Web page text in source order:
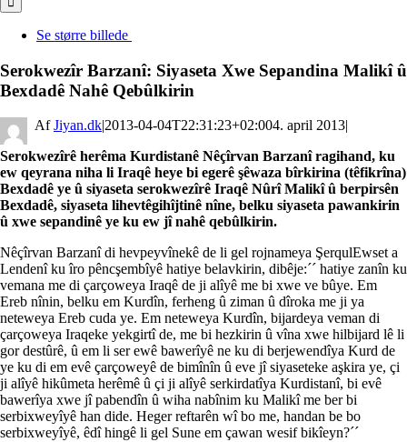
Se større billede
Serokwezîr Barzanî: Siyaseta Xwe Sepandina Malikî û
Bexdadê Nahê Qebûlkirin
By Jiyan.dk|2013-04-04T22:31:23+02:004. april 2013|
Serokwezîrê herêma Kurdistanê Nêçîrvan Barzanî ragihand, ku
ew qeyrana niha li Iraqê heye bi egerê şêwaza bîrkirina (têfikrîna)
Bexdadê ye û siyaseta serokwezîrê Iraqê Nûrî Malikî û berpirsên
Bexdadê, siyaseta lihevtêgihîjtinê nîne, belku siyaseta pawankirin
û xwe sepandinê ye ku ew jî nahê qebûlkirin.
Nêçîrvan Barzanî di hevpeyvînekê de li gel rojnameya ŞerqulEwset a
Lendenî ku îro pêncşembîyê hatiye belavkirin, dibêje:´´ hatiye zanîn ku
vemana me di çarçoweya Iraqê de ji alîyê me bi xwe ve bûye. Em
Ereb nînin, belku em Kurdîn, ferheng û ziman û dîroka me ji ya
neteweya Ereb cuda ye. Em neteweya Kurdîn, bijardeya veman di
çarçoweya Iraqeke yekgirtî de, me bi hezkirin û vîna xwe hilbijard lê li
gor destûrê, û em li ser ewê bawerîyê ne ku di berjewendîya Kurd de
ye ku di em evê çarçoweyê de bimînîn û eve jî siyaseteke aşkira ye, çi
ji alîyê hikûmeta herêmê û çi ji alîyê serkirdatîya Kurdistanî, bi evê
bawerîya xwe jî pabendîn û wiha nabînim ku Malikî me ber bi
serbixweyîyê han dide. Heger reftarên wî bo me, handan be bo
serbixweyîyê, êdî hingê li gel Sune em çawan wesif bikîeyn?´´